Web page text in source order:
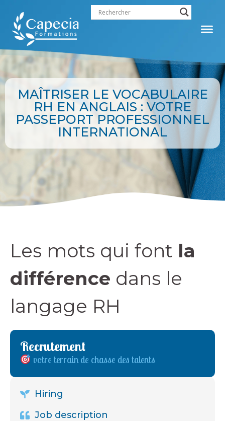
MAÎTRISER LE VOCABULAIRE
RH EN ANGLAIS : VOTRE
PASSEPORT PROFESSIONNEL
INTERNATIONAL
Les mots qui font la
différence dans le
langage RH
Recrutement
votre terrain de chasse des talents
Hiring
Job description